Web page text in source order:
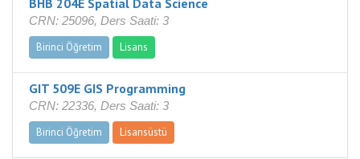
BHB 204E Spatial Data Science
CRN: 25096, Ders Saati: 3
Birinci Öğretim
Lisans
GIT 509E GIS Programming
CRN: 22336, Ders Saati: 3
Birinci Öğretim
Lisansüstü